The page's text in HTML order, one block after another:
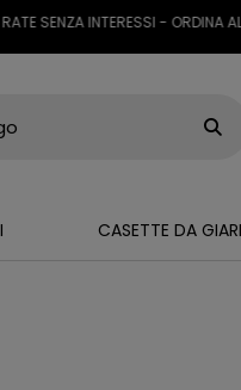
INTERESSI - ORDINA AL
CASETTE DA